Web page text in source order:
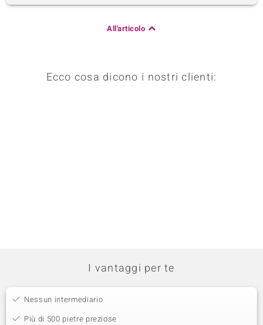
All'articolo
Ecco cosa dicono i nostri clienti:
I vantaggi per te
Nessun intermediario
Più di 500 pietre preziose